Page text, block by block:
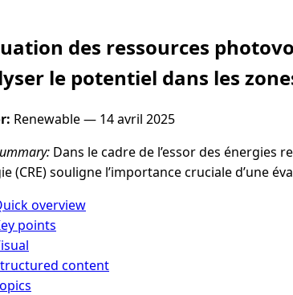
des ressources
le potentiel dans les
Renewable — 14 avril 2025
Dans le cadre de l’essor des énergies
(CRE) souligne l’importance cruciale d’une
overview
points
content